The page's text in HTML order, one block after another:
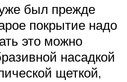
был прежде
покрытие надо
это можно
насадкой
щеткой,